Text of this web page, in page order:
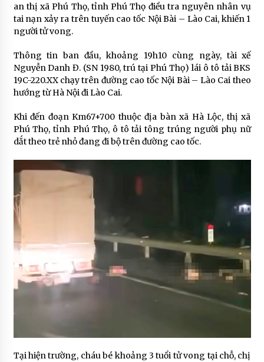
an thị xã Phú Thọ, tỉnh Phú Thọ điều tra nguyên nhân vụ
tai nạn xảy ra trên tuyến cao tốc Nội Bài – Lào Cai, khiến 1
người tử vong.
Thông tin ban đầu, khoảng 19h10 cùng ngày, tài xế
Nguyễn Danh Đ. (SN 1980, trú tại Phú Thọ) lái ô tô tải BKS
19C-220.XX chạy trên đường cao tốc Nội Bài – Lào Cai theo
hướng từ Hà Nội đi Lào Cai.
Khi đến đoạn Km67+700 thuộc địa bàn xã Hà Lộc, thị xã
Phú Thọ, tỉnh Phú Thọ, ô tô tải tông trúng người phụ nữ
dắt theo trẻ nhỏ đang đi bộ trên đường cao tốc.
Tại hiện trường, cháu bé khoảng 3 tuổi tử vong tại chỗ, chị